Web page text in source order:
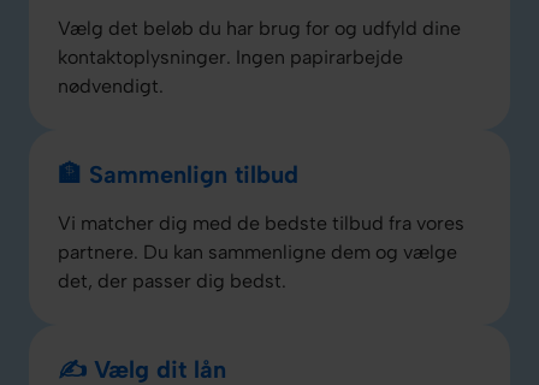
Vælg det beløb du har brug for og udfyld dine
kontaktoplysninger. Ingen papirarbejde
nødvendigt.
🏦 Sammenlign tilbud
Vi matcher dig med de bedste tilbud fra vores
partnere. Du kan sammenligne dem og vælge
det, der passer dig bedst.
✍️ Vælg dit lån